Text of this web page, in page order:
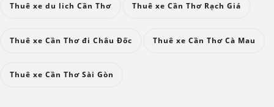
Thuê xe du lich Cần Thơ Thuê xe Cần Thơ Rạch Giá
Thuê xe Cần Thơ đi Châu Đốc Thuê xe Cần Thơ Cà Mau
Thuê xe Cần Thơ Sài Gòn